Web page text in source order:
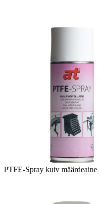
PTFE-Spray kuiv määrdeaine